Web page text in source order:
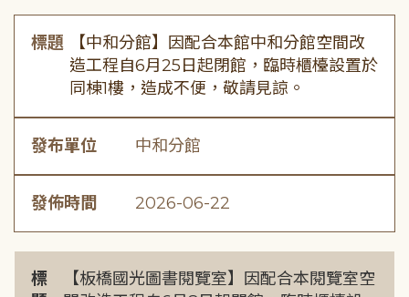
標題
【中和分館】因配合本館中和分館空間改
造工程自6月25日起閉館，臨時櫃檯設置於
同棟1樓，造成不便，敬請見諒。
發布單位 中和分館
發佈時間 2026-06-22
標
【板橋國光圖書閱覽室】因配合本閱覽室空